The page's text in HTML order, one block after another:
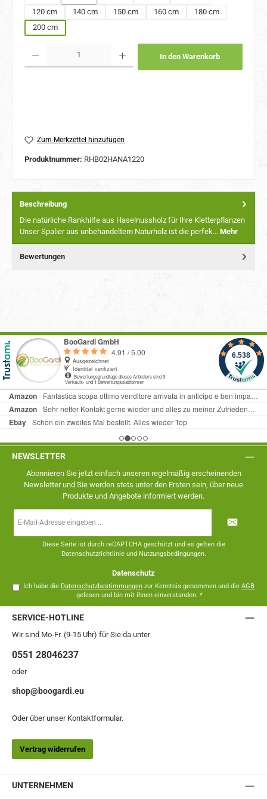
(Diese Option ist zurzeit nicht verfügbar.)
120 cm
140 cm 150 cm 160 cm
180 cm
200 cm
In den Warenkorb
Zum Merkzettel hinzufügen
Produktnummer: RHB02HANA1220
Beschreibung
Die natürliche Rankhilfe aus Haselnussholz für Ihre Kletterpflanzen
Unser Spalier aus unbehandeltem Naturholz ist die perfek… Mehr
Bewertungen
NEWSLETTER
Abonnieren Sie jetzt einfach unseren regelmäßig erscheinenden
Newsletter und Sie werden stets unter den Ersten sein, über neue
Produkte und Angebote informiert werden.
Mail-
Diese Seite ist durch reCAPTCHA geschützt und es gelten die
Datenschutzrichtlinieund Nutzungsbedingungen.
Datenschutz
Ich habe die Datenschutzbestimmungen zur Kenntnis genommen und dieAGB
gelesen und bin mit ihnen einverstanden. *
SERVICE-HOTLINE
Wir sind Mo-Fr. (9-15 Uhr) für Sie da unter
0551 28046237
oder
shop@boogardi.eu
Oder über unser Kontaktformular.
Vertrag widerrufen
UNTERNEHMEN